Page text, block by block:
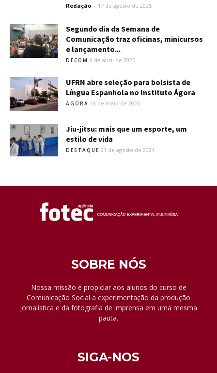
Redação - 17 de agosto de 2025
Segundo dia da Semana de
Comunicação traz oficinas, minicursos
e lançamento...
DECOM 9 de abril de 2025
UFRN abre seleção para bolsista de
Língua Espanhola no Instituto Ágora
ÁGORA 18 de maio de 2026
Jiu-jitsu: mais que um esporte, um
estilo de vida
DESTAQUE 21 de agosto de 2024
SOBRE NÓS
Nossa missão é propiciar aos alunos do curso de
Comunicação Social a experimentação da produção
jornalística e da fotografia de imprensa em uma mesma
pauta.
SIGA-NOS